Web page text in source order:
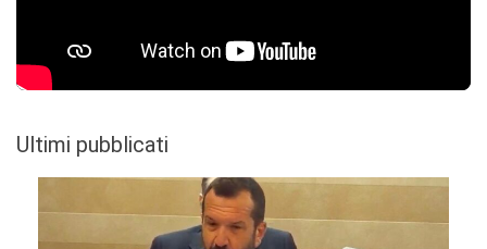
Ultimi pubblicati